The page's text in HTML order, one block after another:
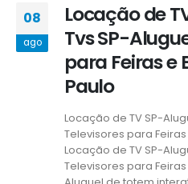
08
ago
Locação de
Tvs SP-
para Feiras e
Paulo
Locação de TV SP-
Televisores para
Locação de TV SP-
Televisores para